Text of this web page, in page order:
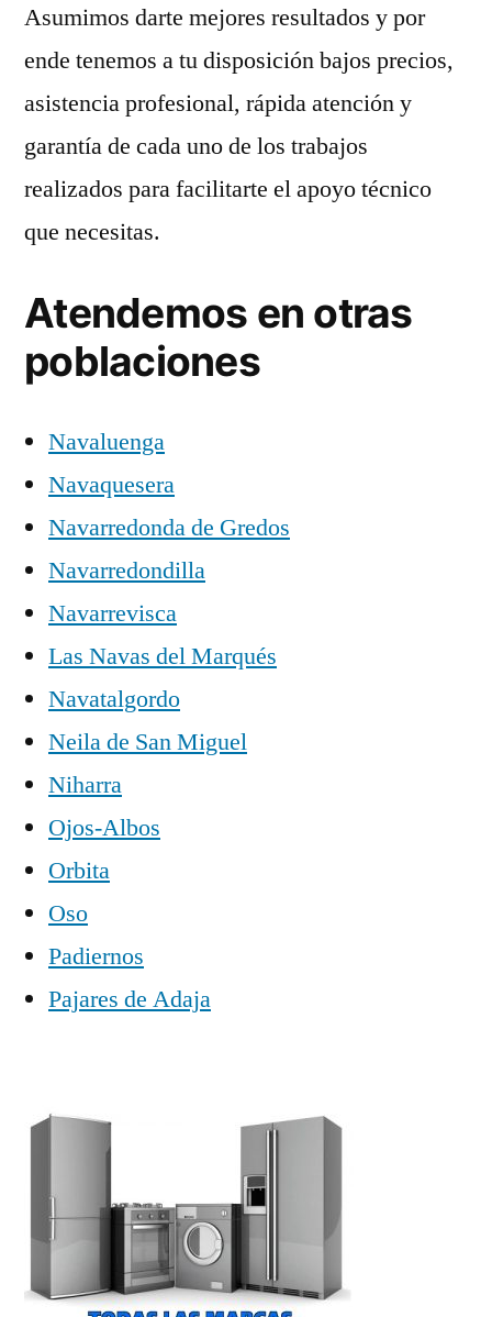
Asumimos darte mejores resultados y por
ende tenemos a tu disposición bajos precios,
asistencia profesional, rápida atención y
garantía de cada uno de los trabajos
realizados para facilitarte el apoyo técnico
que necesitas.
Atendemos en otras
poblaciones
Navaluenga
Navaquesera
Navarredonda de Gredos
Navarredondilla
Navarrevisca
Las Navas del Marqués
Navatalgordo
Neila de San Miguel
Niharra
Ojos-Albos
Orbita
Oso
Padiernos
Pajares de Adaja